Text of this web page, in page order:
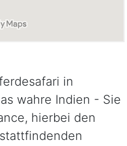
in
wahre Indien - Sie
hierbei den